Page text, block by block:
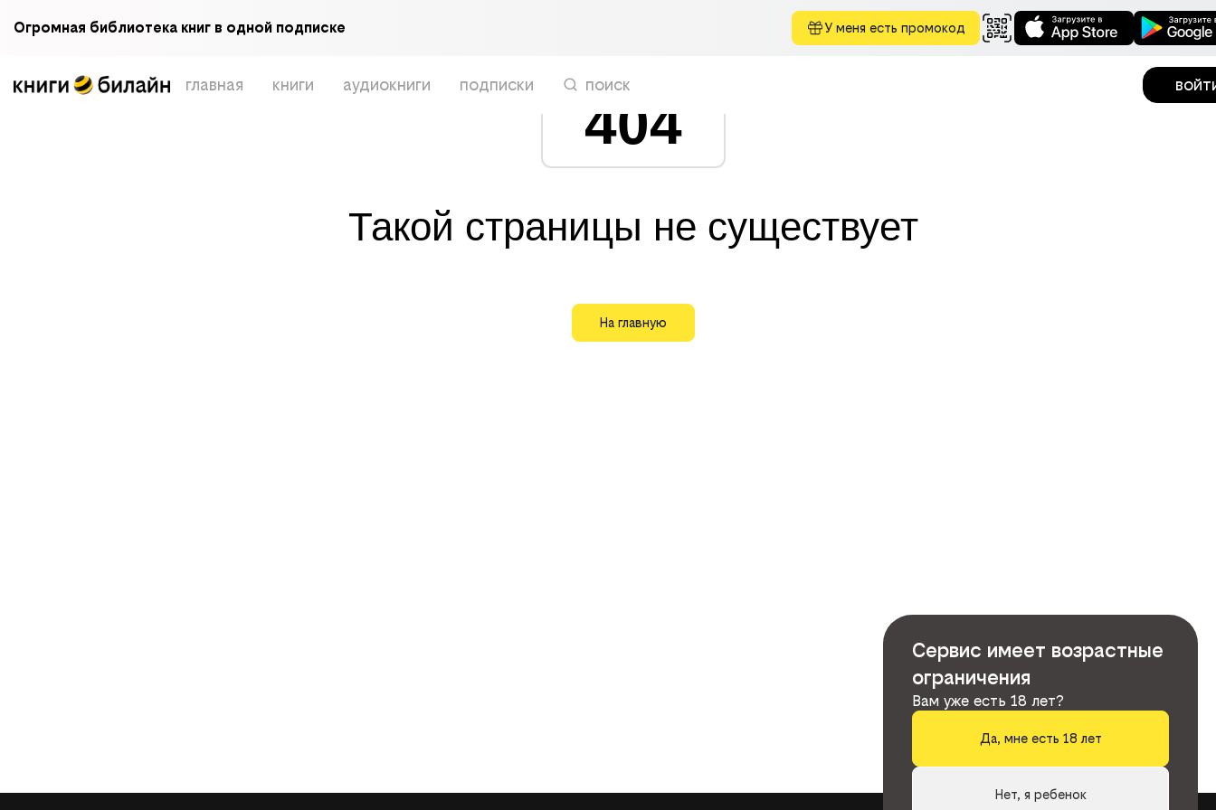
Огромная библиотека книг в одной подписке У меня есть промокод
главная книги аудиокниги подписки поиск
404
Такой страницы не существует
На главную
Сервис имеет возрастные
ограничения
Вам уже есть 18 лет?
Да, мне есть 18 лет
Нет, я ребенок